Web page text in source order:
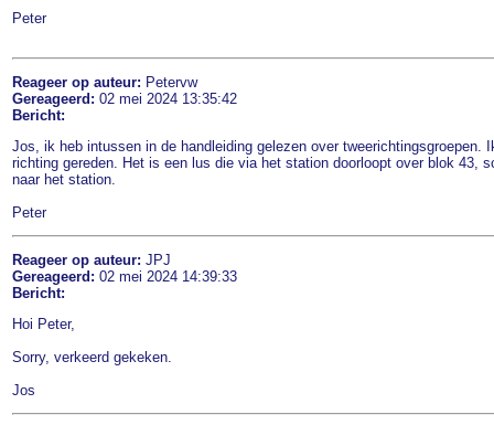
Peter
Reageer op auteur: Petervw
Gereageerd: 02 mei 2024 13:35:42
Bericht:
Jos, ik heb intussen in de handleiding gelezen over
richting gereden. Het is een lus die via het station doorloopt over blok 43,
naar het station.
Peter
Reageer op auteur: JPJ
Gereageerd: 02 mei 2024 14:39:33
Bericht:
Hoi Peter,
Sorry, verkeerd gekeken.
Jos